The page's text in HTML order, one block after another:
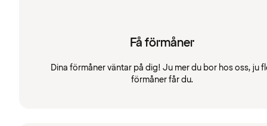
Få förmåner
Dina förmåner väntar på dig! Ju mer du bor hos oss, ju
förmåner får du.